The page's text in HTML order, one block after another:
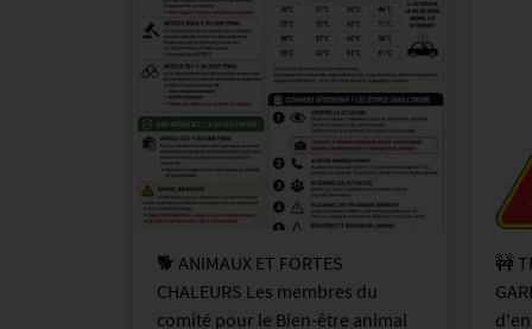
🐶🐱 La ville s’engage pour les
animaux 🐾 Le comité consultatif
sur le bien-être animal vous